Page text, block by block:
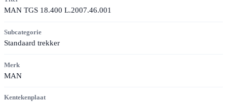
MAN TGS 18.400 L.2007.46.001
Subcategorie
Standaard trekker
Merk
MAN
Kentekenplaat